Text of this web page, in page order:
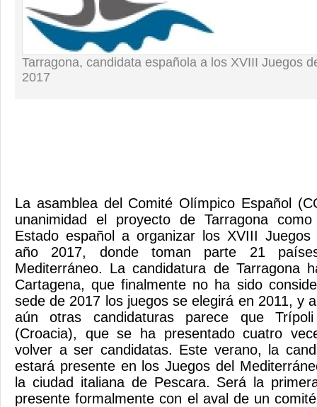
Tarragona, candidata española a los XVIII Juegos
2017
La asamblea del Comité Olímpico Español
unanimidad el proyecto de Tarragona
Estado español a organizar los XVIII
año 2017, donde toman parte 21
Mediterráneo. La candidatura de Tarragona
Cartagena, que finalmente no ha sido
sede de 2017 los juegos se elegirá en 2011, y
aún otras candidaturas parece que
(Croacia), que se ha presentado cuatro
volver a ser candidatas. Este verano, la
estará presente en los Juegos del
la ciudad italiana de Pescara. Será la
presente formalmente con el aval de un